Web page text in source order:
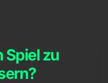
Spiel zu